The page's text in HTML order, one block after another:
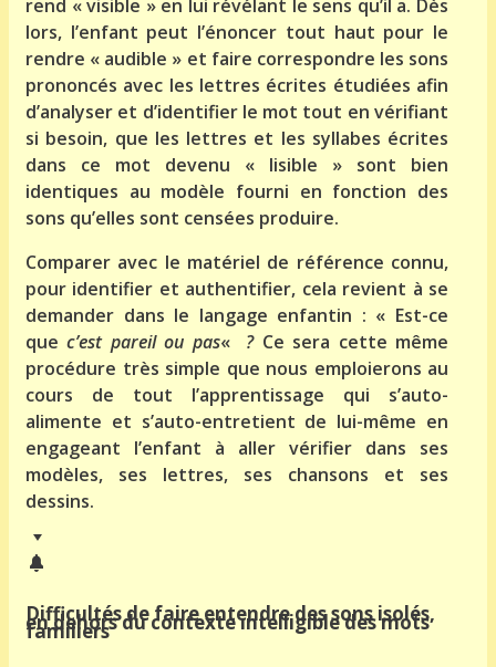
rend « visible » en lui révélant le sens qu’il a. Dès
lors, l’enfant peut l’énoncer tout haut pour le
rendre « audible » et faire correspondre les sons
prononcés avec les lettres écrites étudiées afin
d’analyser et d’identifier le mot tout en vérifiant
si besoin, que les lettres et les syllabes écrites
dans ce mot devenu « lisible » sont bien
identiques au modèle fourni en fonction des
sons qu’elles sont censées produire.
Comparer avec le matériel de référence connu,
pour identifier et authentifier, cela revient à se
demander dans le langage enfantin : « Est-ce
quec’est pareil ou pas« ?Ce sera cette même
procédure très simple que nous emploierons au
cours de tout l’apprentissage qui s’auto-
alimente et s’auto-entretient de lui-même en
engageant l’enfant à aller vérifier dans ses
modèles, ses lettres, ses chansons et ses
dessins.
Difficultés de faire entendre des sons isolés,
en dehors du contexte intelligible des mots
familiers